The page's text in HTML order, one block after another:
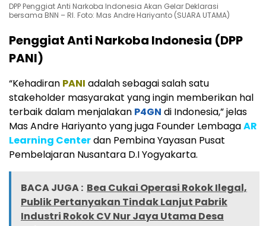
DPP Penggiat Anti Narkoba Indonesia Akan Gelar Deklarasi
bersama BNN – RI. Foto: Mas Andre Hariyanto (SUARA UTAMA)
Penggiat Anti Narkoba Indonesia (DPP
PANI)
“Kehadiran PANI adalah sebagai salah satu
stakeholder masyarakat yang ingin memberikan hal
terbaik dalam menjalakan P4GN di Indonesia,” jelas
Mas Andre Hariyanto yang juga Founder LembagaAR
Learning Centerdan Pembina Yayasan Pusat
Pembelajaran Nusantara D.I Yogyakarta.
BACA JUGA : Bea Cukai Operasi Rokok Ilegal,
Publik Pertanyakan Tindak Lanjut Pabrik
Industri Rokok CV Nur Jaya Utama Desa